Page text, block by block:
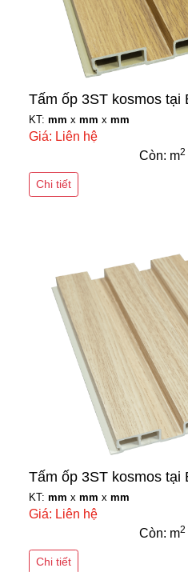
Tấm ốp 3ST kosmos
KT: mm x mm x mm
Giá: Liên hệ
Còn: m2
Chi tiết
Tấm ốp 3ST kosmos
KT: mm x mm x mm
Giá: Liên hệ
Còn: m2
Chi tiết